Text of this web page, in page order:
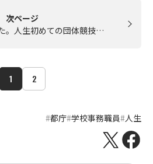
次ページ
。人生初めての団体競技…
1 2
都庁 学校事務職員 人生